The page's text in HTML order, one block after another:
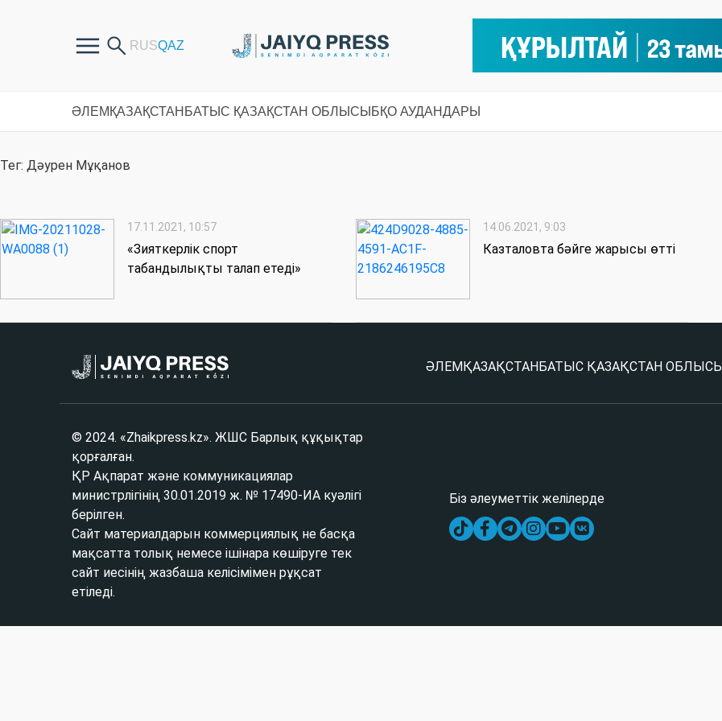
ӘЛЕМ ҚАЗАҚСТАН БАТЫС ҚАЗАҚСТАН ОБЛЫСЫ БҚО АУДАНДАРЫ
Тег: Дәурен Мұқанов
17.11.2021, 10:57
«Зияткерлік спорт
табандылықты талап етеді»
14.06.2021, 9:03
Казталовта бәйге жарысы өтті
ӘЛЕМ ҚАЗАҚСТАН БАТЫС ҚАЗАҚСТАН ОБЛЫСЫ
© 2024. «Zhaikpress.kz». ЖШС Барлық құқықтар
қорғалған.
ҚР Ақпарат және коммуникациялар
министрлігінің 30.01.2019 ж. № 17490-ИА куәлігі
берілген.
Сайт материалдарын коммерциялық не басқа
мақсатта толық немесе ішінара көшіруге тек
сайт иесінің жазбаша келісімімен рұқсат
етіледі.
Біз әлеуметтік желілерде